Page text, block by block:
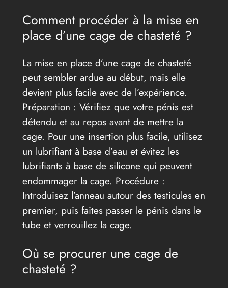
Comment procéder à la mise en
place d’une cage de chasteté ?
La mise en place d’une cage de chasteté
peut sembler ardue au début, mais elle
devient plus facile avec de l’expérience.
Préparation : Vérifiez que votre pénis est
détendu et au repos avant de mettre la
cage. Pour une insertion plus facile, utilisez
un lubrifiant à base d’eau et évitez les
lubrifiants à base de silicone qui peuvent
endommager la cage. Procédure :
Introduisez l’anneau autour des testicules en
premier, puis faites passer le pénis dans le
tube et verrouillez la cage.
Où se procurer une cage de
chasteté ?